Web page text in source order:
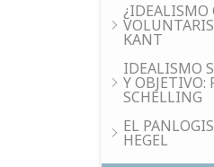
¿IDEALISMO
KANT
IDEALISMO
Y OBJETIVO:
SCHELLING
EL
HEGEL